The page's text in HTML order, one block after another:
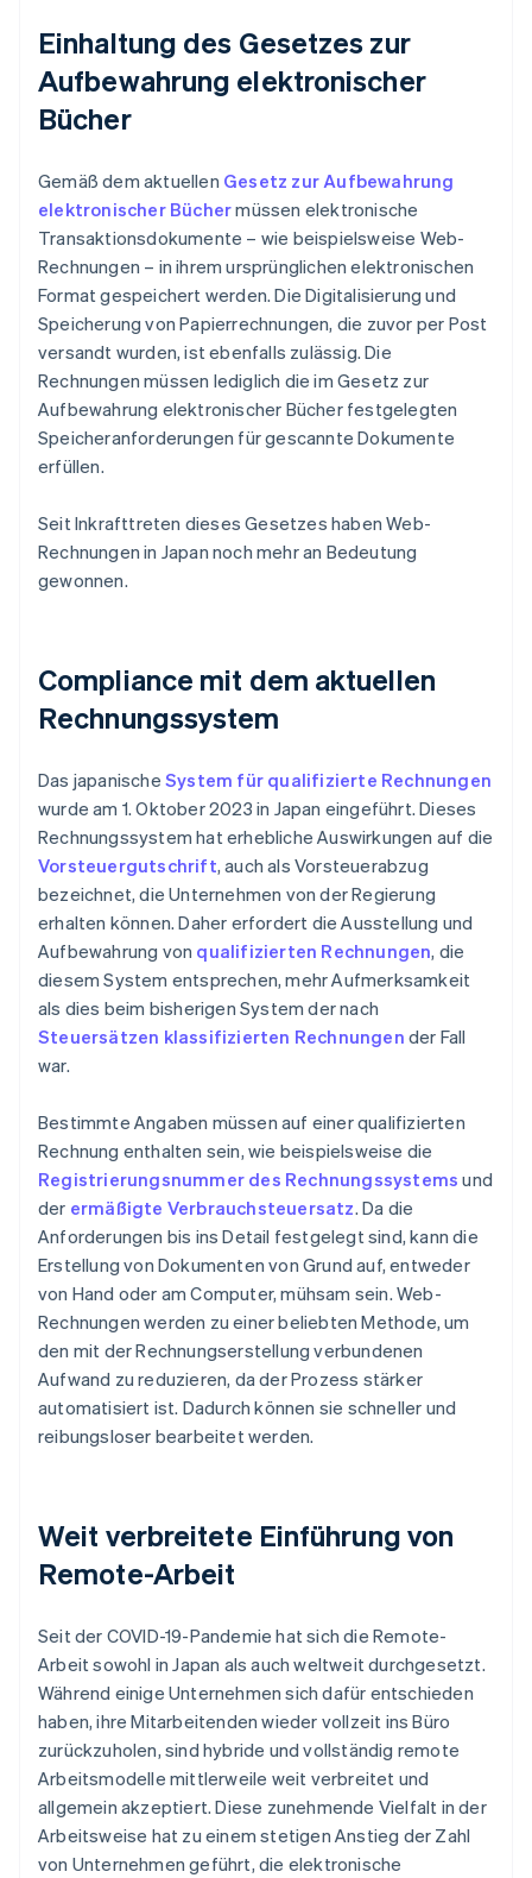
Einhaltung des Gesetzes zur
Aufbewahrung elektronischer
Bücher
Gemäß dem aktuellen Gesetz zur Aufbewahrung
elektronischer Büchermüssen elektronische
Transaktionsdokumente – wie beispielsweise Web-
Rechnungen – in ihrem ursprünglichen elektronischen
Format gespeichert werden. Die Digitalisierung und
Speicherung von Papierrechnungen, die zuvor per Post
versandt wurden, ist ebenfalls zulässig. Die
Rechnungen müssen lediglich die im Gesetz zur
Aufbewahrung elektronischer Bücher festgelegten
Speicheranforderungen für gescannte Dokumente
erfüllen.
Seit Inkrafttreten dieses Gesetzes haben Web-
Rechnungen in Japan noch mehr an Bedeutung
gewonnen.
Compliance mit dem aktuellen
Rechnungssystem
Das japanische System für qualifizierte Rechnungen
wurde am 1. Oktober 2023 in Japan eingeführt. Dieses
Rechnungssystem hat erhebliche Auswirkungen auf die
Vorsteuergutschrift, auch als Vorsteuerabzug
bezeichnet, die Unternehmen von der Regierung
erhalten können. Daher erfordert die Ausstellung und
Aufbewahrung von qualifizierten Rechnungen, die
diesem System entsprechen, mehr Aufmerksamkeit
als dies beim bisherigen System der nach
Steuersätzen klassifizierten Rechnungen der Fall
war.
Bestimmte Angaben müssen auf einer qualifizierten
Rechnung enthalten sein, wie beispielsweise die
Registrierungsnummer des Rechnungssystems und
der ermäßigte Verbrauchsteuersatz. Da die
Anforderungen bis ins Detail festgelegt sind, kann die
Erstellung von Dokumenten von Grund auf, entweder
von Hand oder am Computer, mühsam sein. Web-
Rechnungen werden zu einer beliebten Methode, um
den mit der Rechnungserstellung verbundenen
Aufwand zu reduzieren, da der Prozess stärker
automatisiert ist. Dadurch können sie schneller und
reibungsloser bearbeitet werden.
Weit verbreitete Einführung von
Remote-Arbeit
Seit der COVID-19-Pandemie hat sich die Remote-
Arbeit sowohl in Japan als auch weltweit durchgesetzt.
Während einige Unternehmen sich dafür entschieden
haben, ihre Mitarbeitenden wieder vollzeit ins Büro
zurückzuholen, sind hybride und vollständig remote
Arbeitsmodelle mittlerweile weit verbreitet und
allgemein akzeptiert. Diese zunehmende Vielfalt in der
Arbeitsweise hat zu einem stetigen Anstieg der Zahl
von Unternehmen geführt, die elektronische